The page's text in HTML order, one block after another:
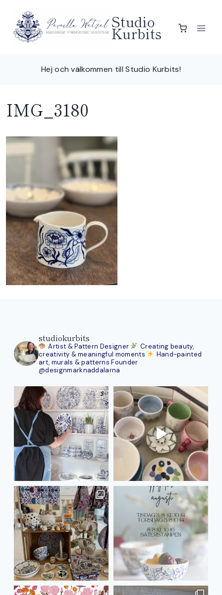
content
Studio
Kurbits
Hej och välkommen till Studio Kurbits!
IMG_3180
studiokurbits
Artist & Pattern Designer
Creating beauty,
creativity & meaningful moments
Hand-painted
art, murals & patterns Founder
@designmarknaddalarna